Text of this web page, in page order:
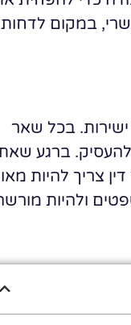
במקום לדחות
ישירות. בכל שאר
להעסיק. ברגע
צריך להיות
ולהיות